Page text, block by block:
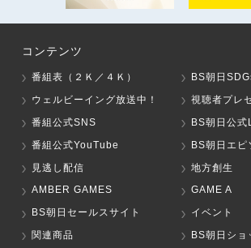
コンテンツ
番組表（２Ｋ／４Ｋ）
BS朝日
ウェルビーイング放送中！
視聴者プレ
番組公式SNS
BS朝日公式
番組公式YouTube
BS朝日エピ
見逃し配信
地方創生
AMBER GAMES
GAME A
BS朝日セールスサイト
イベント
関連商品
BS朝日ショ